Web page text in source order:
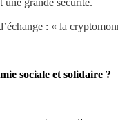
une grande sécurité.
: « la
sociale et solidaire ?